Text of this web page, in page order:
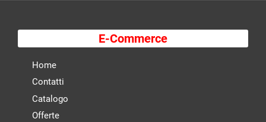
E-Commerce
Home
Contatti
Catalogo
Offerte